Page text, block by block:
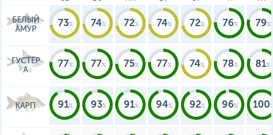
БЕЛЫЙ
АМУР
73 74 72 74 72 76 79
ГУСТЕР
А
77 77 75 77 74 78 81
КАРП 91 93 91 94 92 96 100